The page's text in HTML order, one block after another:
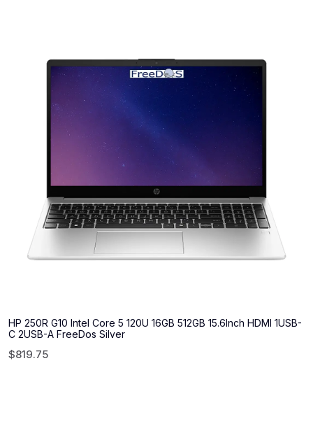
HP 250R G10 Intel Core 5 120U 16GB 512GB 15.6Inch HDMI 1USB-
C 2USB-A FreeDos Silver
$819.75